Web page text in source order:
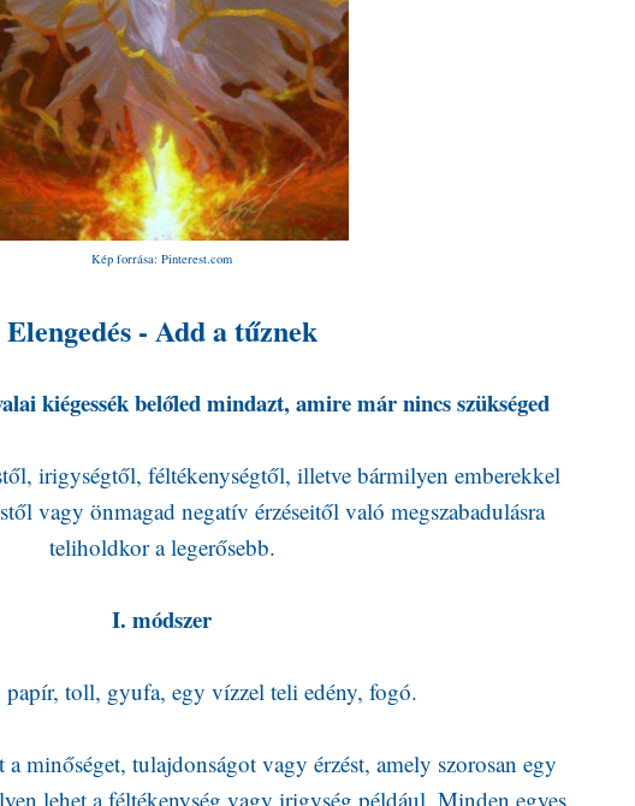
Kép forrása: Pinterest.com
Elengedés - Add a tűznek
kiégessék belőled mindazt, amire már nincs szükséged
irigységtől, féltékenységtől, illetve bármilyen emberekkel
vagy önmagad negatív érzéseitől való megszabadulásra
teliholdkor a legerősebb.
I. módszer
papír, toll, gyufa, egy vízzel teli edény, fogó.
minőséget, tulajdonságot vagy érzést, amely szorosan egy
lehet a féltékenység vagy irigység például. Minden egyes